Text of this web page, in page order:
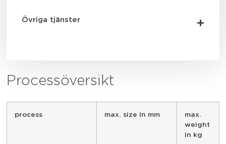
Övriga tjänster
Processöversikt
process max. size in mm
max.
weight
in kg